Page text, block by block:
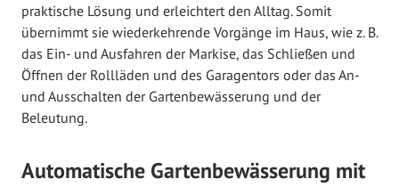
praktische Lösung und erleichtert den Alltag. Somit
übernimmt sie wiederkehrende Vorgänge im Haus, wie z. B.
das Ein- und Ausfahren der Markise, das Schließen und
Öffnen der Rollläden und des Garagentors oder das An-
und Ausschalten der Gartenbewässerung und der
Beleutung.
Automatische Gartenbewässerung mit